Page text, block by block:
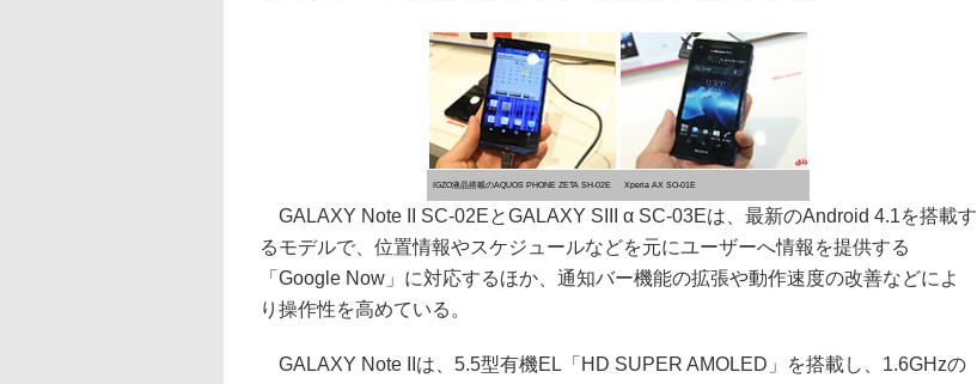
IGZO液晶搭載のAQUOS PHONE ZETA SH-02E Xperia AX SO-01E
GALAXY Note II SC-02EとGALAXY SIII α SC-03Eは、最新のAndroid 4.1を搭載す
るモデルで、位置情報やスケジュールなどを元にユーザーへ情報を提供する
「Google Now」に対応するほか、通知バー機能の拡張や動作速度の改善などによ
り操作性を高めている。
GALAXY Note IIは、5.5型有機EL「HD SUPER AMOLED」を搭載し、1.6GHzの